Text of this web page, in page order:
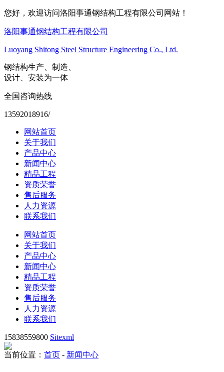
您好，欢迎访问洛阳事通钢结构工程有限公司网站！
洛阳事通钢结构工程有限公司
Luoyang Shitong Steel Structure Engineering Co., Ltd.
钢结构生产、制造、
设计、安装为一体
全国咨询热线
13592018916/
网站首页
关于我们
产品中心
新闻中心
精品工程
资质荣誉
售后服务
人力资源
联系我们
网站首页
关于我们
产品中心
新闻中心
精品工程
资质荣誉
售后服务
人力资源
联系我们
15838559800 Sitexml
当前位置： 首页 - 新闻中心